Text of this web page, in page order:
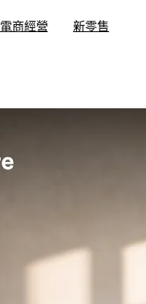
電商經營
新零售